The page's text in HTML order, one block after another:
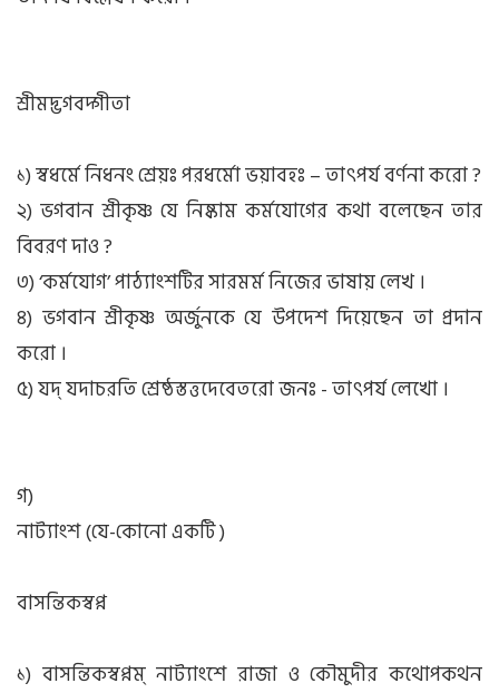
শ্রীমদ্ভগবদ্গীতা
১) স্বধর্মে নিধনং শ্রেয়ঃ পরধর্মো ভয়াবহঃ – তাৎপর্য বর্ণনা করো ?
২) ভগবান শ্রীকৃষ্ণ যে নিষ্কাম কর্মযোগের কথা বলেছেন তার
বিবরণ দাও ?
৩) ‘কর্মযোগ’ পাঠ্যাংশটির সারমর্ম নিজের ভাষায় লেখ ।
৪) ভগবান শ্রীকৃষ্ণ অর্জুনকে যে উপদেশ দিয়েছেন তা প্রদান
করো ।
৫) যদ্ যদাচরতি শ্রেষ্ঠস্তত্তদেবেতরো জনঃ - তাৎপর্য লেখো ।
গ)
নাট্যাংশ (যে-কোনো একটি )
বাসন্তিকস্বপ্ন
১) বাসন্তিকস্বপ্নম্ নাট্যাংশে রাজা ও কৌমুদীর কথোপকথন